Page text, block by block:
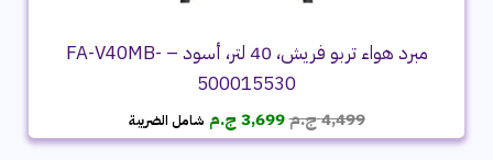
مبرد هواء تربو فريش، 40 لتر، أسود – FA-V40MB-
500015530
4,499ج.مالسعر
الأصلي
3,699 ج.م السعر
الحالي
شامل الضريبة